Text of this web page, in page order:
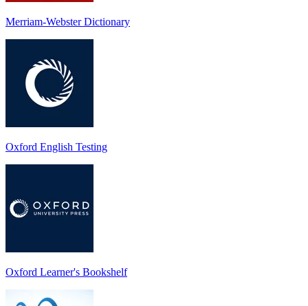
Merriam-Webster Dictionary
Oxford English Testing
Oxford Learner's Bookshelf